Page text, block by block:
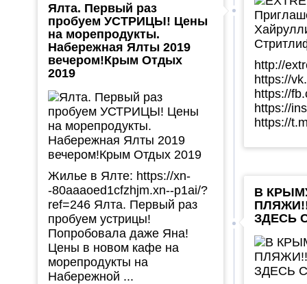
http://
https://
https://
https://
https://
Ялта. Первый раз
пробуем УСТРИЦЫ! Цены
на морепродукты.
Набережная Ялты 2019
вечером!Крым Отдых
2019
Жилье в Ялте: https://xn-
-80aaaoed1cfzhjm.xn--p1ai/?
ref=246 Ялта. Первый раз
пробуем устрицы!
Попробовала даже Яна!
Цены в новом кафе на
морепродукты на
Набережной ...
В
ЗДЕСЬ